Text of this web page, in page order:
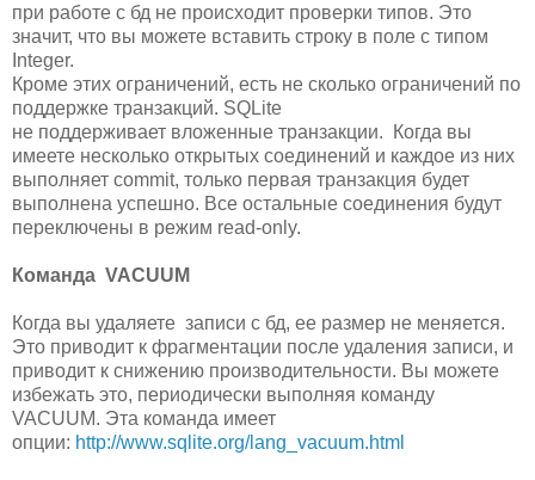
при работе с бд не происходит проверки типов. Это
значит, что вы можете вставить строку в поле с типом
Integer.
Кроме этих ограничений, есть не сколько ограничений по
поддержке транзакций. SQLite
не поддерживает вложенные транзакции. Когда вы
имеете несколько открытых соединений и каждое из них
выполняет commit, только первая транзакция будет
выполнена успешно. Все остальные соединения будут
переключены в режим read-only.
Команда VACUUM
Когда вы удаляете записи с бд, ее размер не меняется.
Это приводит к фрагментации после удаления записи, и
приводит к снижению производительности. Вы можете
избежать это, периодически выполняя команду
VACUUM. Эта команда имеет
опции: http://www.sqlite.org/lang_vacuum.html